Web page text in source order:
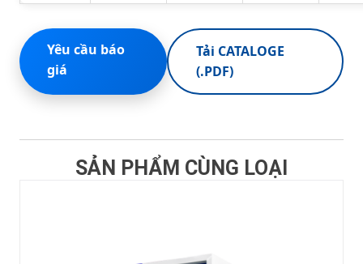
Yêu cầu báo
giá
Tải CATALOGE
(.PDF)
SẢN PHẨM CÙNG LOẠI